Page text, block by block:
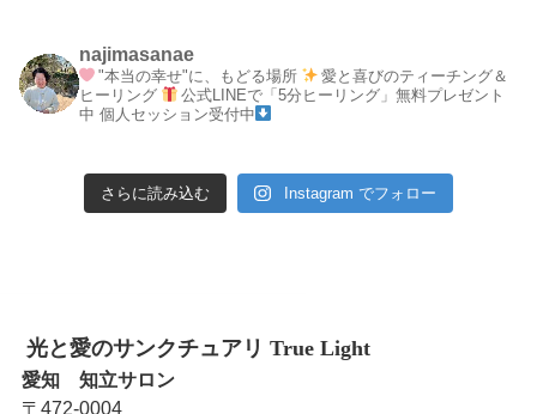
najimasanae
"本当の幸せ"に、もどる場所
愛と喜びのティーチング＆
ヒーリング
公式LINEで「5分ヒーリング」無料プレゼント
中 個人セッション受付中
さらに読み込む Instagram でフォロー
光と愛のサンクチュアリ True Light
愛知 知立サロン
〒472-0004